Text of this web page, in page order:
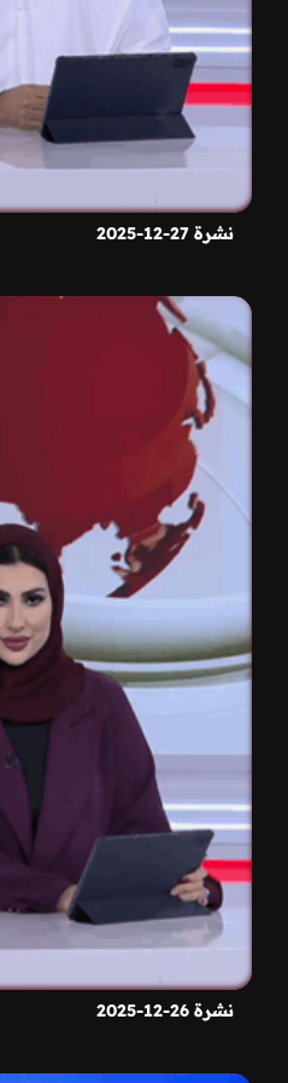
نشرة 27-12-2025
نشرة 26-12-2025